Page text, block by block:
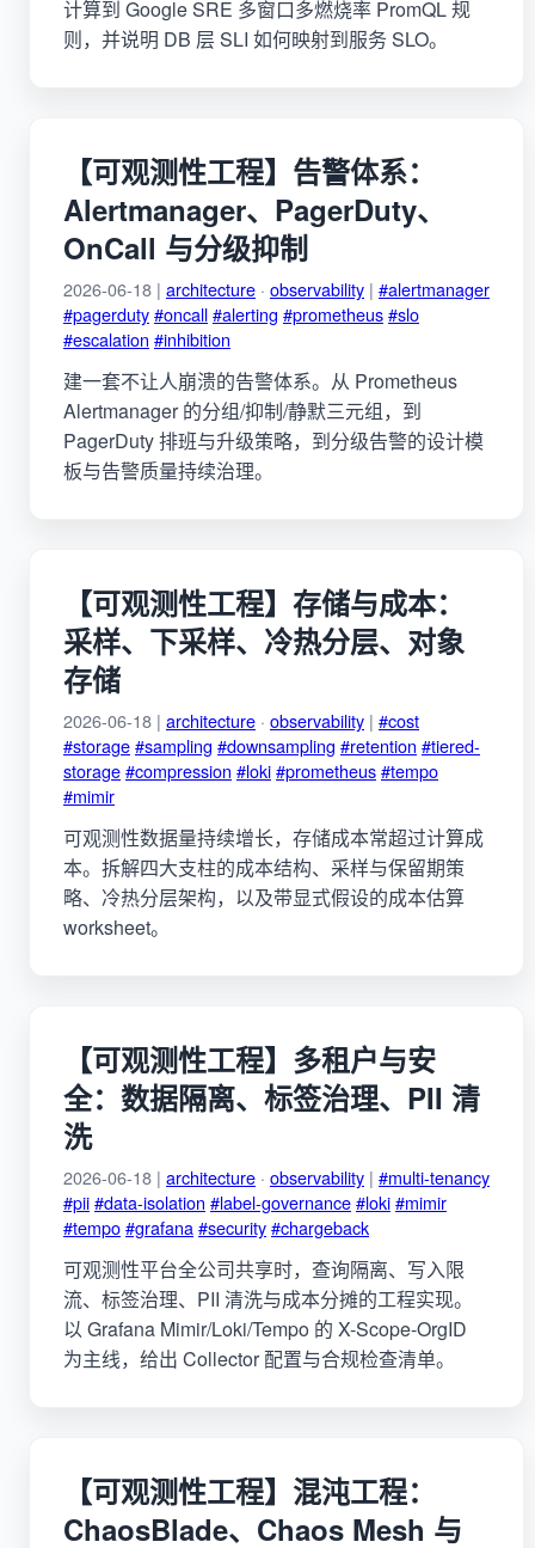
计算到 Google SRE 多窗口多燃烧率 PromQL 规
则，并说明 DB 层 SLI 如何映射到服务 SLO。
【可观测性工程】告警体系：
Alertmanager、PagerDuty、
OnCall 与分级抑制
2026-06-18 | architecture · observability | #alertmanager
#pagerduty#oncall#alerting #prometheus#slo
#escalation #inhibition
建一套不让人崩溃的告警体系。从 Prometheus
Alertmanager 的分组/抑制/静默三元组，到
PagerDuty 排班与升级策略，到分级告警的设计模
板与告警质量持续治理。
【可观测性工程】存储与成本：
采样、下采样、冷热分层、对象
存储
2026-06-18 | architecture · observability | #cost
#storage#sampling #downsampling #retention #tiered-
storage#compression #loki#prometheus#tempo
#mimir
可观测性数据量持续增长，存储成本常超过计算成
本。拆解四大支柱的成本结构、采样与保留期策
略、冷热分层架构，以及带显式假设的成本估算
worksheet。
【可观测性工程】多租户与安
全：数据隔离、标签治理、PII 清
洗
2026-06-18 | architecture · observability | #multi-tenancy
#pii#data-isolation #label-governance#loki#mimir
#tempo#grafana#security#chargeback
可观测性平台全公司共享时，查询隔离、写入限
流、标签治理、PII 清洗与成本分摊的工程实现。
以 Grafana Mimir/Loki/Tempo 的 X-Scope-OrgID
为主线，给出 Collector 配置与合规检查清单。
【可观测性工程】混沌工程：
ChaosBlade、Chaos Mesh 与